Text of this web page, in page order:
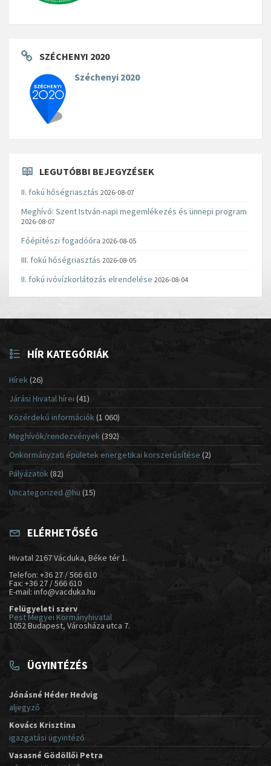
SZÉCHENYI 2020
Széchenyi 2020
LEGUTÓBBI BEJEGYZÉSEK
II. fokú hőségriasztás 2026-08-07
Meghívó: Szent István-napi megemlékezés és ünnepi program
2026-08-07
Főépítészi fogadóóra 2026-08-05
III. fokú hőségriasztás 2026-08-05
II. fokú ivóvízkorlátozás elrendelése 2026-08-04
HÍR KATEGÓRIÁK
Hírek(26)
Járási Hivatal hírei (41)
Közérdekű információk(1 060)
Meghívók/rendezvények (392)
Önkormányzati épületek energetikai korszerűsítése (2)
Pályázatok (82)
Uncategorized @hu (15)
ELÉRHETŐSÉG
Hivatal 2167 Vácduka, Béke tér 1.
Telefon: +36 27 / 566 610
Fax: +36 27 / 566 610
E-mail: info@vacduka.hu
Felügyeleti szerv
Pest Megyei Kormányhivatal
1052 Budapest, Városháza utca 7.
ÜGYINTÉZÉS
Jónásné Héder Hedvig
aljegyző
Kovács Krisztina
igazgatási ügyintéző
Vasasné Gödöllői Petra